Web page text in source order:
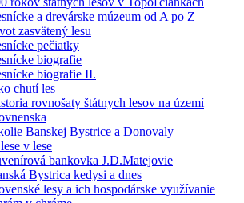
a drevárske múzeum od A po Z
zasvätený lesu
pečiatky
biografie
biografie II.
chutí les
rovnošaty štátnych lesov na území
Banskej Bystrice a Donovaly
v lese
bankovka J.D.Matejovie
Bystrica kedysi a dnes
lesy a ich hospodárske využívanie